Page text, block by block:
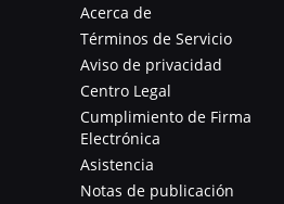
Acerca de
Términos de Servicio
Aviso de privacidad
Centro Legal
Cumplimiento de Firma
Electrónica
Asistencia
Notas de publicación